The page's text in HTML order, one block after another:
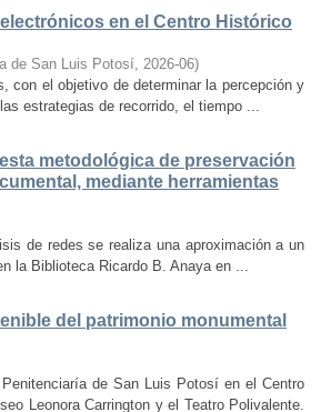
en el Centro Histórico
de San Luis Potosí, 2026-06)
con el objetivo de determinar la percepción y
estrategias de recorrido, el tiempo ...
metodológica de preservación
mediante herramientas
de redes se realiza una aproximación a un
la Biblioteca Ricardo B. Anaya en ...
del patrimonio monumental
de San Luis Potosí en el Centro
Leonora Carrington y el Teatro Polivalente.